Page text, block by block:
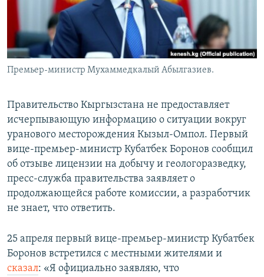
Премьер-министр Мухаммедкалый Абылгазиев.
Правительство Кыргызстана не предоставляет
исчерпывающую информацию о ситуации вокруг
уранового месторождения Кызыл-Омпол. Первый
вице-премьер-министр Кубатбек Боронов сообщил
об отзыве лицензии на добычу и геологоразведку,
пресс-служба правительства заявляет о
продолжающейся работе комиссии, а разработчик
не знает, что ответить.
25 апреля первый вице-премьер-министр Кубатбек
Боронов встретился с местными жителями и
сказал: «Я официально заявляю, что